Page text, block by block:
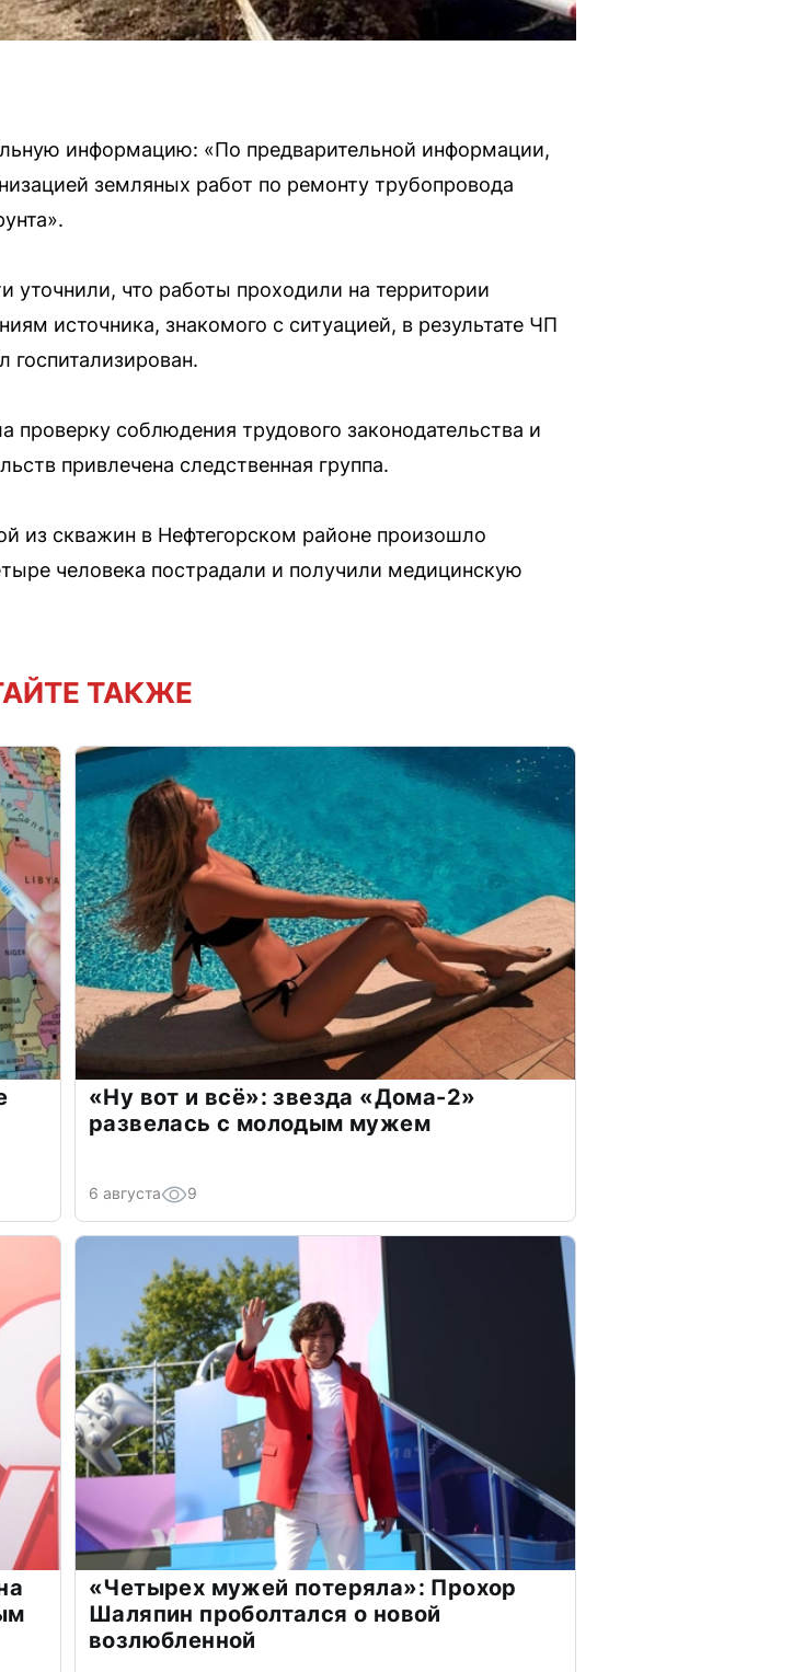
информацию: «По предварительной информации,
земляных работ по ремонту трубопровода
что работы проходили на территории
источника, знакомого с ситуацией, в результате ЧП
проверку соблюдения трудового законодательства и
привлечена следственная группа.
из скважин в Нефтегорском районе произошло
человека пострадали и получили медицинскую
ТАКЖЕ
«Ну вот и всё»: звезда «Дома-2»
развелась с молодым мужем
6 августа 9
«Четырех мужей потеряла»: Прохор
Шаляпин проболтался о новой
возлюбленной